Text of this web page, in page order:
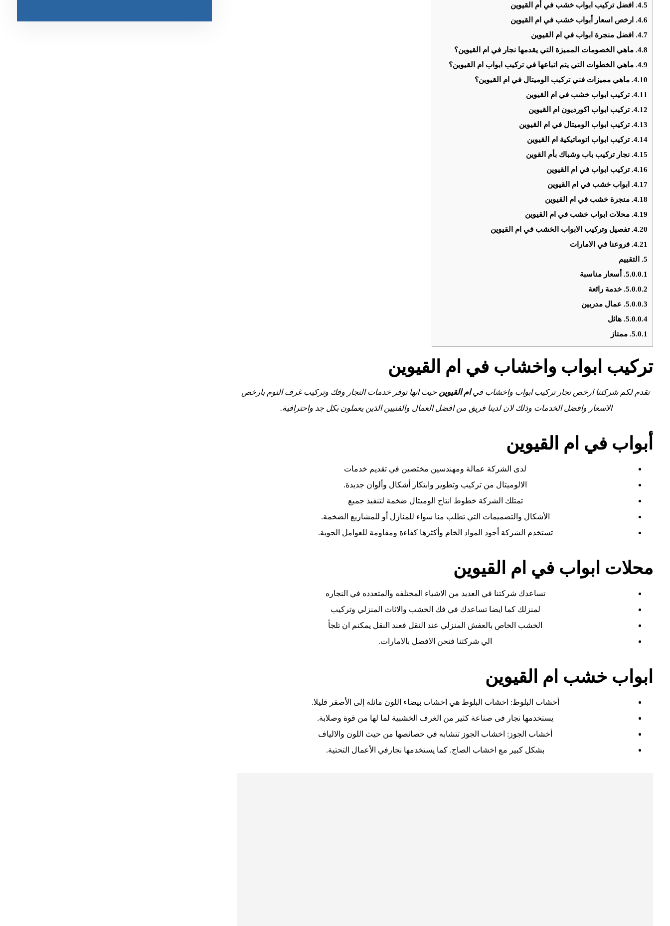
4.5. افضل تركيب ابواب خشب في أم القيوين
4.6. ارخص اسعار أبواب خشب في ام القيوين
4.7. افضل منجرة ابواب في ام القيوين
4.8. ماهي الخصومات المميزة التي يقدمها نجار في ام القيوين؟
4.9. ماهي الخطوات التي يتم اتباعها في تركيب ابواب ام القيوين؟
4.10. ماهي مميزات فني تركيب الوميتال في ام القيوين؟
4.11. تركيب ابواب خشب في ام القيوين
4.12. تركيب ابواب اكورديون ام القيوين
4.13. تركيب ابواب الوميتال في ام القيوين
4.14. تركيب ابواب اتوماتيكية ام القيوين
4.15. نجار تركيب باب وشباك بأم القوين
4.16. تركيب ابواب في ام القيوين
4.17. ابواب خشب في ام القيوين
4.18. منجرة خشب في ام القيوين
4.19. محلات ابواب خشب في ام القيوين
4.20. تفصيل وتركيب الابواب الخشب في ام القيوين
4.21. فروعنا في الامارات
5. التقييم
5.0.0.1. أسعار مناسبة
5.0.0.2. خدمة رائعة
5.0.0.3. عمال مدربين
5.0.0.4. هائل
5.0.1. ممتاز
تركيب ابواب واخشاب في ام القيوين
تقدم لكم شركتنا ارخص نجار تركيب ابواب واخشاب فيام القيوين حيث انها توفر خدمات النجار وفك وتركيب غرف النوم بارخص
الاسعار وافضل الخدمات وذلك لان لدينا فريق من افضل العمال والفنيين الذين يعملون بكل جد واحترافية.
أبواب في ام القيوين
لدى الشركة عمالة ومهندسين مختصين في تقديم خدمات
الالوميتال من تركيب وتطوير وابتكار أشكال وألوان جديدة.
تمتلك الشركة خطوط انتاج الوميتال ضخمة لتنفيذ جميع
الأشكال والتصميمات التي تطلب منا سواء للمنازل أو للمشاريع الضخمة.
تستخدم الشركة أجود المواد الخام وأكثرها كفاءة ومقاومة للعوامل الجوية.
محلات ابواب في ام القيوين
تساعدك شركتنا في العديد من الاشياء المختلفه والمتعدده في النجاره
لمنزلك كما ايضا تساعدك في فك الخشب والاثاث المنزلي وتركيب
الخشب الخاص بالعفش المنزلي عند النقل فعند النقل يمكنم ان تلجأ
الي شركتنا فنحن الافضل بالامارات.
ابواب خشب ام القيوين
أخشاب البلوط: اخشاب البلوط هي اخشاب بيضاء اللون مائلة إلى الأصفر قليلا.
يستخدمها نجار فى صناعة كثير من الغرف الخشبية لما لها من قوة وصلابة.
أخشاب الجوز: اخشاب الجوز تتشابه في خصائصها من حيث اللون والالياف
بشكل كبير مع اخشاب الصاج. كما يستخدمها نجارفي الأعمال التحتية.